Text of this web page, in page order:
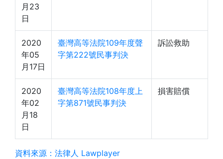
月23
日
2020
年05
月17日
臺灣高等法院109年度聲
字第222號民事判決
訴訟救助
2020
年02
月18
日
臺灣高等法院108年度上
字第871號民事判決
損害賠償
資料來源：法律人 Lawplayer